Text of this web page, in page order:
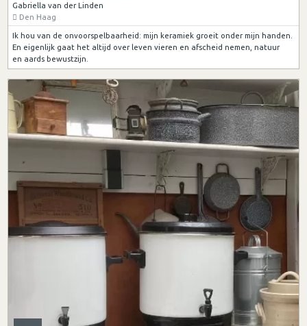
Gabriella van der Linden
Den Haag
Ik hou van de onvoorspelbaarheid: mijn keramiek groeit onder mijn handen.
En eigenlijk gaat het altijd over leven vieren en afscheid nemen, natuur
en aards bewustzijn.